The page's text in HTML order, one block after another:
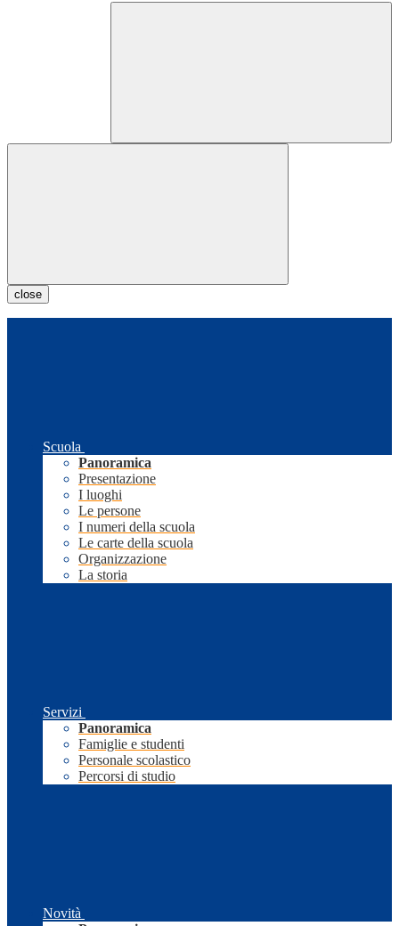
close
Scuola
Panoramica
Presentazione
I luoghi
Le persone
I numeri della scuola
Le carte della scuola
Organizzazione
La storia
Servizi
Panoramica
Famiglie e studenti
Personale scolastico
Percorsi di studio
Novità